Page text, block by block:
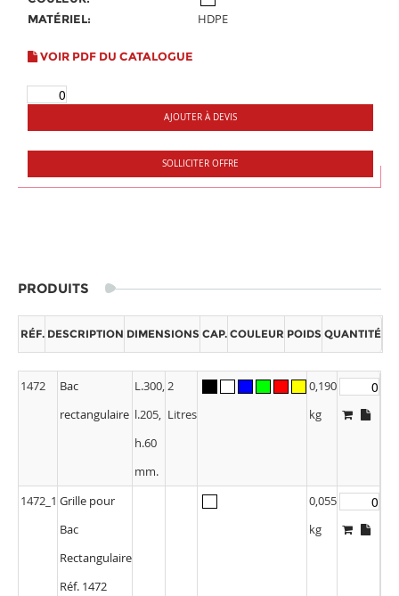
MATÉRIEL:
HDPE
VOIR PDF DU CATALOGUE
AJOUTER À DEVIS
SOLLICITER OFFRE
PRODUITS
RÉF. DESCRIPTION DIMENSIONS CAP. COULEUR POIDS QUANTITÉ
1472
Bac
rectangulaire
L.300,
l.205,
h.60
mm.
2
Litres
0,190
kg
1472_1 Grille pour
Bac
Rectangulaire
Réf. 1472
0,055
kg